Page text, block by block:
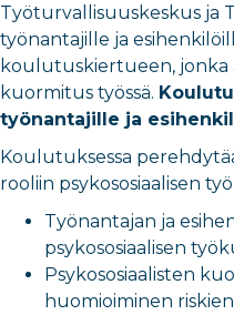
Työturvallisuuskeskus ja
työnantajille ja
koulutuskiertueen, jonka
kuormitus työssä.
työnantajille ja
Koulutuksessa
rooliin psykososiaalisen
Työnantajan ja
psykososiaalisen
Psykososiaalisten
huomioiminen riskien